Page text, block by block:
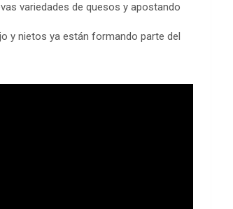
variedades de quesos y apostando
y nietos ya están formando parte del